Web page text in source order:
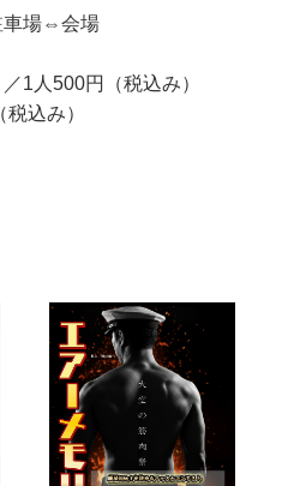
車場⇔会場​
1人500円（税込み）
込み）